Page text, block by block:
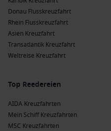
Donau Flusskreuzfahrt
Rhein Flusskreuzfahrt
Asien Kreuzfahrt
Transatlantik Kreuzfahrt
Weltreise Kreuzfahrt
Top Reedereien
AIDA Kreuzfahrten
Mein Schiff Kreuzfahrten
MSC Kreuzfahrten